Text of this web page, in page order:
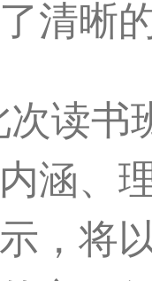
清晰
书班
涵、
，将